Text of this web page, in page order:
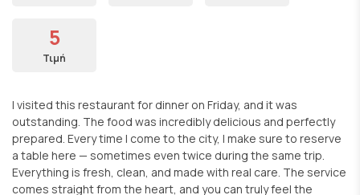
5
Τιμή
I visited this restaurant for dinner on Friday, and it was
outstanding. The food was incredibly delicious and perfectly
prepared. Every time I come to the city, I make sure to reserve
a table here — sometimes even twice during the same trip.
Everything is fresh, clean, and made with real care. The service
comes straight from the heart, and you can truly feel the